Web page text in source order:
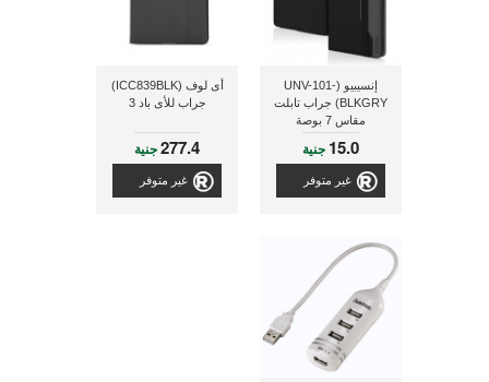
إنسيبيو (UNV-101-
BLKGRY) جراب تابلت
مقاس 7 بوصة
15.0 جنية
غير متوفر
أى لوف (ICC839BLK)
جراب للأى باد 3
277.4جنية
غير متوفر